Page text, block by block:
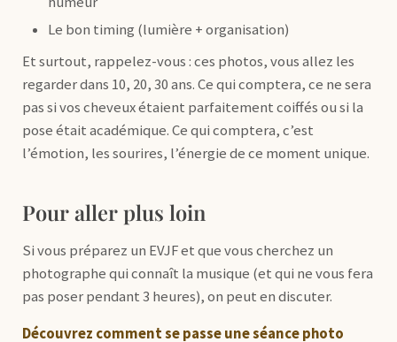
Le bon timing (lumière + organisation)
Et surtout, rappelez-vous : ces photos, vous allez les
regarder dans 10, 20, 30 ans. Ce qui comptera, ce ne sera
pas si vos cheveux étaient parfaitement coiffés ou si la
pose était académique. Ce qui comptera, c’est
l’émotion, les sourires, l’énergie de ce moment unique.
Pour aller plus loin
Si vous préparez un EVJF et que vous cherchez un
photographe qui connaît la musique (et qui ne vous fera
pas poser pendant 3 heures), on peut en discuter.
Découvrez comment se passe une séance photo